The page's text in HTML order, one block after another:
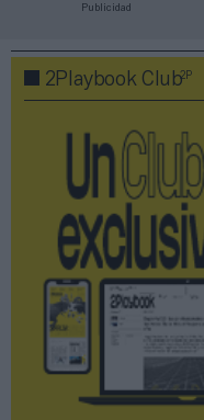
Publicidad
2Playbook Club2P